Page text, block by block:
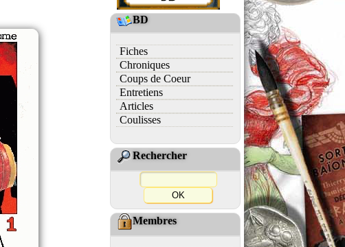
BD
Fiches
Chroniques
Coups de Coeur
Entretiens
Articles
Coulisses
Rechercher
Membres